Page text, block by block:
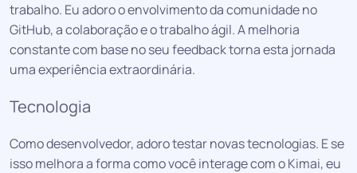
trabalho. Eu adoro o envolvimento da comunidade no
GitHub, a colaboração e o trabalho ágil. A melhoria
constante com base no seu feedback torna esta jornada
uma experiência extraordinária.
Tecnologia
Como desenvolvedor, adoro testar novas tecnologias. E se
isso melhora a forma como você interage com o Kimai, eu